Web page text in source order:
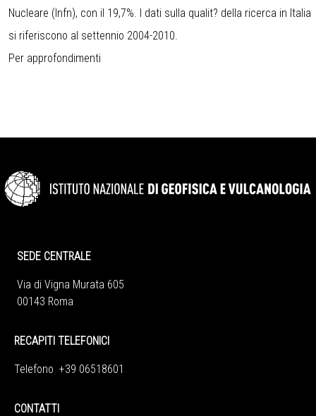
Nucleare (Infn), con il 19,7%. I dati sulla qualit? della ricerca in Italia
si riferiscono al settennio 2004-2010.
Per approfondimenti
SEDE CENTRALE
Via di Vigna Murata 605
00143 Roma
RECAPITI TELEFONICI
Telefono +39 06518601
CONTATTI